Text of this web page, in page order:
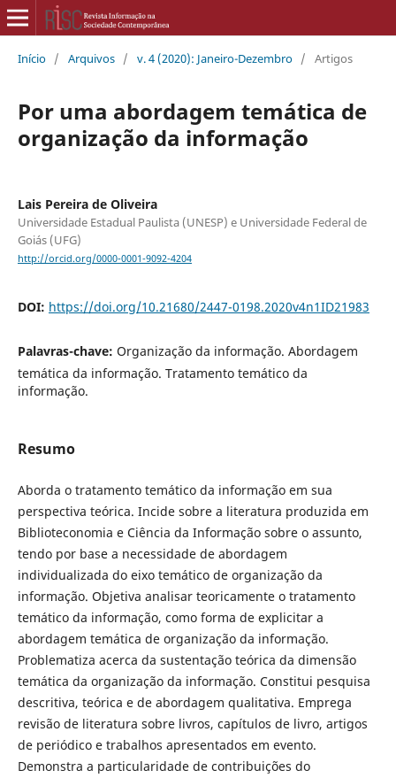
Início / Arquivos / v. 4 (2020): Janeiro-Dezembro / Artigos
Por uma abordagem temática de
organização da informação
Lais Pereira de Oliveira
Universidade Estadual Paulista (UNESP) e Universidade Federal de
Goiás (UFG)
http://orcid.org/0000-0001-9092-4204
DOI: https://doi.org/10.21680/2447-0198.2020v4n1ID21983
Palavras-chave: Organização da informação. Abordagem
temática da informação. Tratamento temático da
informação.
Resumo
Aborda o tratamento temático da informação em sua
perspectiva teórica. Incide sobre a literatura produzida em
Biblioteconomia e Ciência da Informação sobre o assunto,
tendo por base a necessidade de abordagem
individualizada do eixo temático de organização da
informação. Objetiva analisar teoricamente o tratamento
temático da informação, como forma de explicitar a
abordagem temática de organização da informação.
Problematiza acerca da sustentação teórica da dimensão
temática da organização da informação. Constitui pesquisa
descritiva, teórica e de abordagem qualitativa. Emprega
revisão de literatura sobre livros, capítulos de livro, artigos
de periódico e trabalhos apresentados em evento.
Demonstra a particularidade de contribuições do